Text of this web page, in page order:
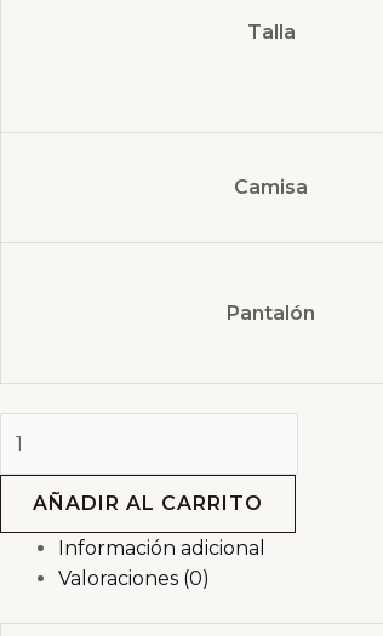
Talla
Camisa
Pantalón
AÑADIR AL CARRITO
Información adicional
Valoraciones (0)